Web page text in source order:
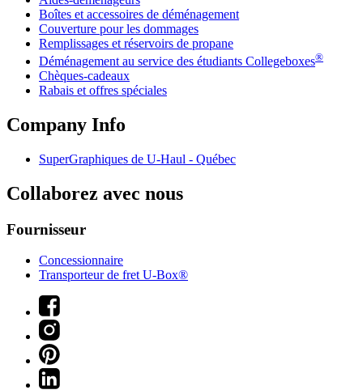
Boîtes et accessoires de déménagement
Couverture pour les dommages
Remplissages et réservoirs de propane
Déménagement au service des étudiants Collegeboxes®
Chèques-cadeaux
Rabais et offres spéciales
Company Info
SuperGraphiques de U-Haul - Québec
Collaborez avec nous
Fournisseur
Concessionnaire
Transporteur de fret U-Box®